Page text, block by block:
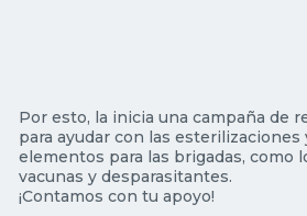
Por esto, la inicia una campaña de
para ayudar con las esterilizaciones
elementos para las brigadas, como
vacunas y desparasitantes.
¡Contamos con tu apoyo!